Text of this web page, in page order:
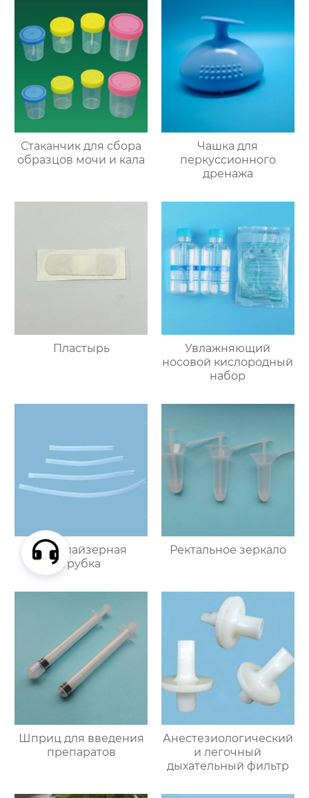
Стаканчик для сбора
образцов мочи и кала
Чашка для
перкуссионного
дренажа
Пластырь
Увлажняющий
носовой кислородный
набор
Небулайзерная
трубка
Ректальное зеркало
Шприц для введения
препаратов
Анестезиологический
и легочный
дыхательный фильтр